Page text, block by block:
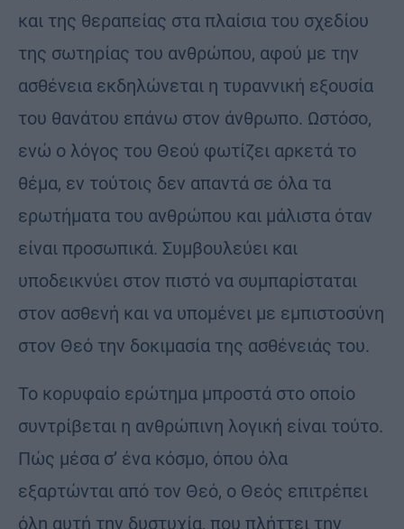
και της θεραπείας στα πλαίσια του σχεδίου
της σωτηρίας του ανθρώπου, αφού με την
ασθένεια εκδηλώνεται η τυραννική εξουσία
του θανάτου επάνω στον άνθρωπο. Ωστόσο,
ενώ ο λόγος του Θεού φωτίζει αρκετά το
θέμα, εν τούτοις δεν απαντά σε όλα τα
ερωτήματα του ανθρώπου και μάλιστα όταν
είναι προσωπικά. Συμβουλεύει και
υποδεικνύει στον πιστό να συμπαρίσταται
στον ασθενή και να υπομένει με εμπιστοσύνη
στον Θεό την δοκιμασία της ασθένειάς του.
Το κορυφαίο ερώτημα μπροστά στο οποίο
συντρίβεται η ανθρώπινη λογική είναι τούτο.
Πώς μέσα σ’ ένα κόσμο, όπου όλα
εξαρτώνται από τον Θεό, ο Θεός επιτρέπει
όλη αυτή την δυστυχία, που πλήττει την